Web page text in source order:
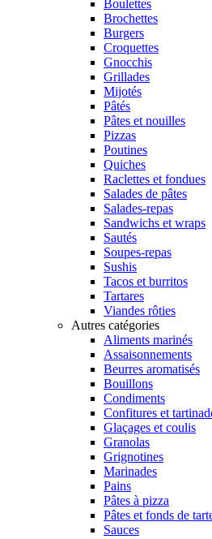
Boulettes
Brochettes
Burgers
Croquettes
Gnocchis
Grillades
Mijotés
Pâtés
Pâtes et nouilles
Pizzas
Poutines
Quiches
Raclettes et fondues
Salades de pâtes
Salades-repas
Sandwichs et wraps
Sautés
Soupes-repas
Sushis
Tacos et burritos
Tartares
Viandes rôties
Autres catégories
Aliments marinés
Assaisonnements
Beurres aromatisés
Bouillons
Condiments
Confitures et
Glaçages et coulis
Granolas
Grignotines
Marinades
Pains
Pâtes à pizza
Pâtes et fonds de
Sauces